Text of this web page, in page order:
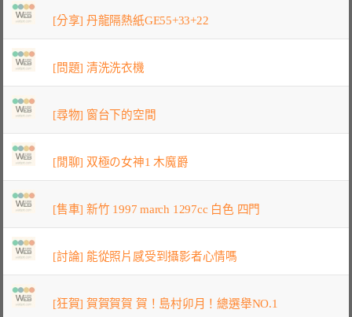
[分享] 丹龍隔熱紙GE55+33+22
[問題] 清洗洗衣機
[尋物] 窗台下的空間
[閒聊] 双極の女神1 木魔爵
[售車] 新竹 1997 march 1297cc 白色 四門
[討論] 能從照片感受到攝影者心情嗎
[狂賀] 賀賀賀賀 賀！島村卯月！總選舉NO.1